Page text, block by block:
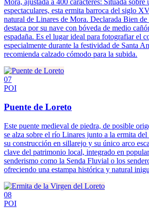
Mora, ajustada a 400 caracteres: Situada sobre
espectaculares, esta ermita barroca del siglo
natural de Linares de Mora. Declarada Bien
destaca por su nave con bóveda de medio
espadaña. Es el lugar ideal para fotografiar el
especialmente durante la festividad de Santa
recomienda calzado cómodo para la subida.
07
POI
Puente de Loreto
Este puente medieval de piedra, de posible
se alza sobre el río Linares junto a la ermita
su construcción en sillarejo y su único arco
clave del patrimonio local, integrado en
senderismo como la Senda Fluvial o los
ofreciendo una estampa histórica y natural
08
POI